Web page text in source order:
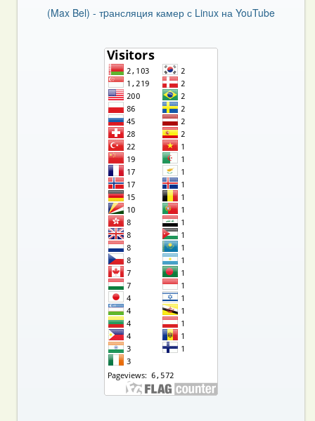
(Max Bel) - тpансляция камер с Linux на YouTube